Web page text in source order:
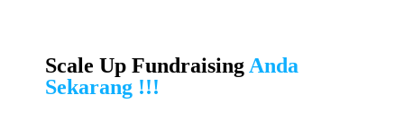
Scale Up Fundraising Anda
Sekarang !!!